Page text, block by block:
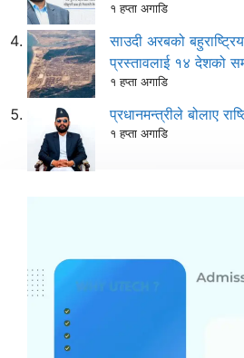
१ हप्ता अगाडि
साउदी अरबको
प्रस्तावलाई १४ देशको
१ हप्ता अगाडि
प्रधानमन्त्रीले बोलाए
१ हप्ता अगाडि